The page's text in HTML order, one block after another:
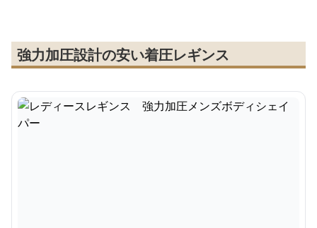
強力加圧設計の安い着圧レギンス